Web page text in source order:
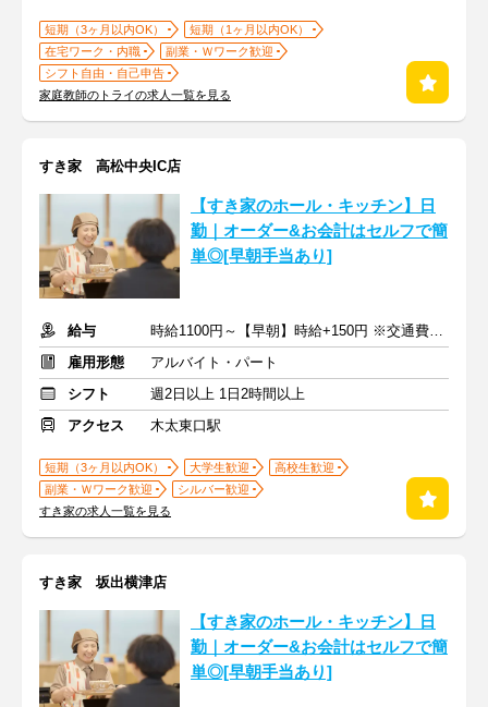
短期（3ヶ月以内OK）
短期（1ヶ月以内OK）
在宅ワーク・内職
副業・Ｗワーク歓迎
シフト自由・自己申告
家庭教師のトライの求人一覧を見る
すき家 高松中央IC店
【すき家のホール・キッチン】日
勤｜オーダー&お会計はセルフで簡
単◎[早朝手当あり]
給与
時給1100円～【早朝】時給+150円 ※交通費支給
雇用形態
アルバイト・パート
シフト
週2日以上 1日2時間以上
アクセス
木太東口駅
短期（3ヶ月以内OK） 大学生歓迎
高校生歓迎
副業・Ｗワーク歓迎
シルバー歓迎
すき家の求人一覧を見る
すき家 坂出横津店
【すき家のホール・キッチン】日
勤｜オーダー&お会計はセルフで簡
単◎[早朝手当あり]